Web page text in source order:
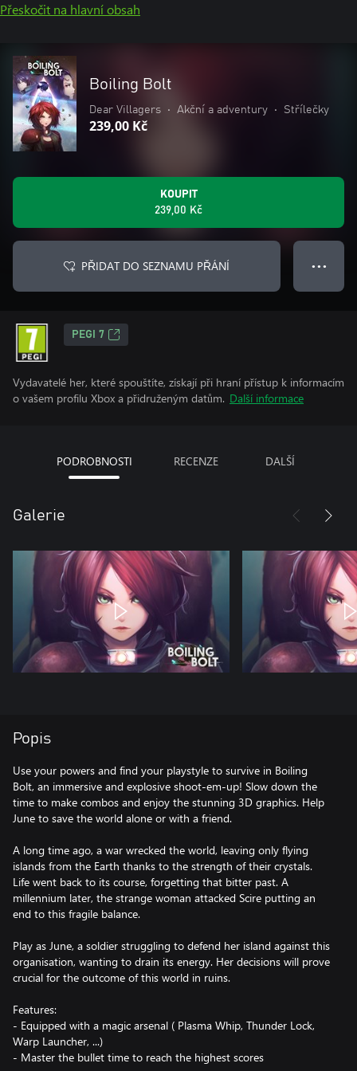
Přeskočit na hlavní obsah
Boiling Bolt
Dear Villagers • Akční a adventury • Střílečky
239,00 Kč
KOUPIT
239,00 Kč
PŘIDAT DO SEZNAMU PŘÁNÍ ● ● ●
PEGI 7
Vydavatelé her, které spouštíte, získají při hraní přístup k informacím
o vašem profilu Xbox a přidruženým datům. Další informace
PODROBNOSTI RECENZE DALŠÍ
Galerie
Popis
Use your powers and find your playstyle to survive in Boiling
Bolt, an immersive and explosive shoot-em-up! Slow down the
time to make combos and enjoy the stunning 3D graphics. Help
June to save the world alone or with a friend.
A long time ago, a war wrecked the world, leaving only flying
islands from the Earth thanks to the strength of their crystals.
Life went back to its course, forgetting that bitter past. A
millennium later, the strange woman attacked Scire putting an
end to this fragile balance.
Play as June, a soldier struggling to defend her island against this
organisation, wanting to drain its energy. Her decisions will prove
crucial for the outcome of this world in ruins.
Features:
- Equipped with a magic arsenal ( Plasma Whip, Thunder Lock,
Warp Launcher, ...)
- Master the bullet time to reach the highest scores